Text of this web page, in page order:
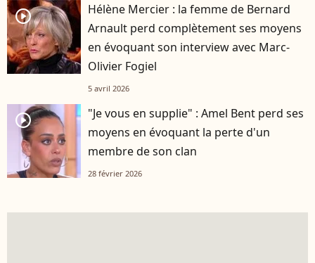
player2
Hélène Mercier : la femme de Bernard
Arnault perd complètement ses moyens
en évoquant son interview avec Marc-
Olivier Fogiel
5 avril 2026
player2
"Je vous en supplie" : Amel Bent perd ses
moyens en évoquant la perte d'un
membre de son clan
28 février 2026